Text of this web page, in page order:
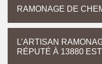
RAMONAGE DE
L’ARTISAN
RÉPUTÉ À 13880